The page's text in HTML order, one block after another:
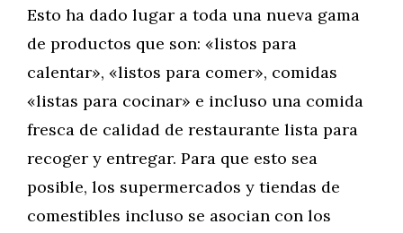
Esto ha dado lugar a toda una nueva gama
de productos que son: «listos para
calentar», «listos para comer», comidas
«listas para cocinar» e incluso una comida
fresca de calidad de restaurante lista para
recoger y entregar. Para que esto sea
posible, los supermercados y tiendas de
comestibles incluso se asocian con los